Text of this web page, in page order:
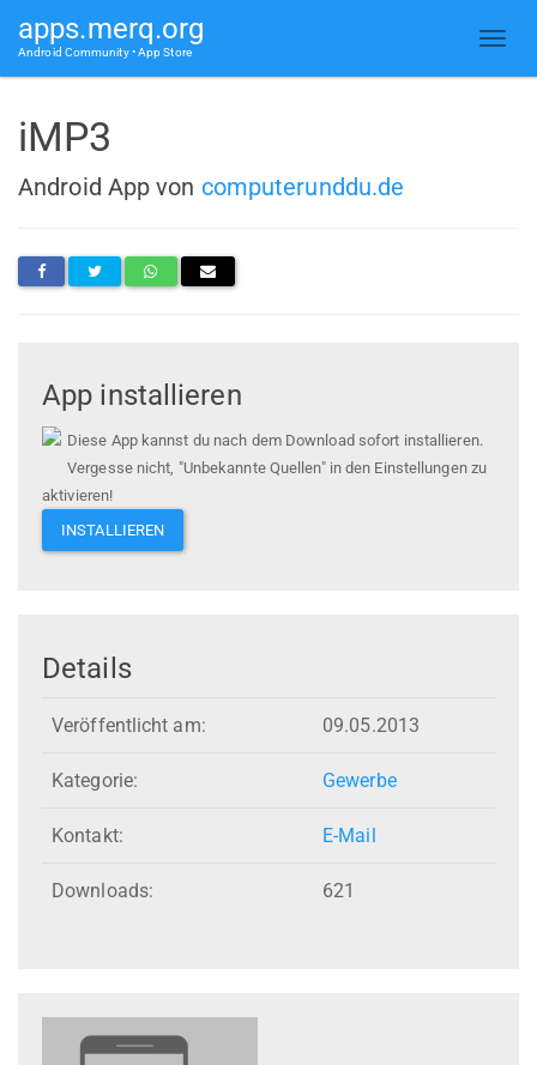
apps.merq.org
Android Community • App Store
iMP3
Android App von computerunddu.de
App installieren
Diese App kannst du nach dem Download sofort installieren.
Vergesse nicht, "Unbekannte Quellen" in den Einstellungen zu
aktivieren!
INSTALLIEREN
Details
Veröffentlicht am: 09.05.2013
Kategorie: Gewerbe
Kontakt: E-Mail
Downloads: 621